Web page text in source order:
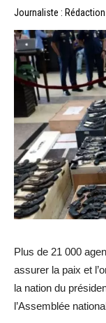
Journaliste : Rédaction
Plus de 21 000
assurer la paix et
la nation du
l’Assemblée